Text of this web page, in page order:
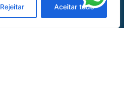
Rejeitar Aceitar tudo
Catálogo de Aplicações